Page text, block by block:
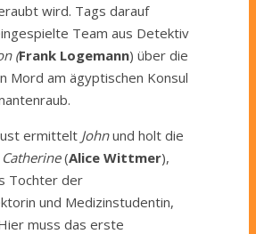
wird. Tags darauf
Team aus Detektiv
(Frank Logemann) über die
Mord am ägyptischen Konsul
ermittelt Johnund holt die
Catherine(Alice Wittmer),
Tochter der
und Medizinstudentin,
muss das erste